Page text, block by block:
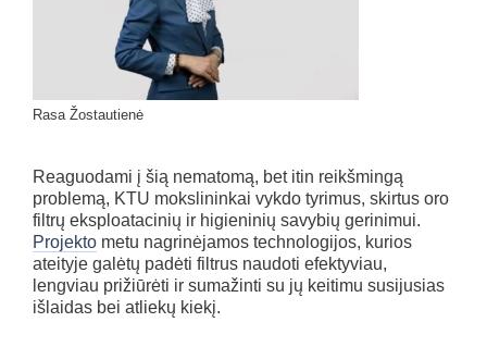
Rasa Žostautienė
Reaguodami į šią nematomą, bet itin reikšmingą
problemą, KTU mokslininkai vykdo tyrimus, skirtus oro
filtrų eksploatacinių ir higieninių savybių gerinimui.
Projekto metu nagrinėjamos technologijos, kurios
ateityje galėtų padėti filtrus naudoti efektyviau,
lengviau prižiūrėti ir sumažinti su jų keitimu susijusias
išlaidas bei atliekų kiekį.